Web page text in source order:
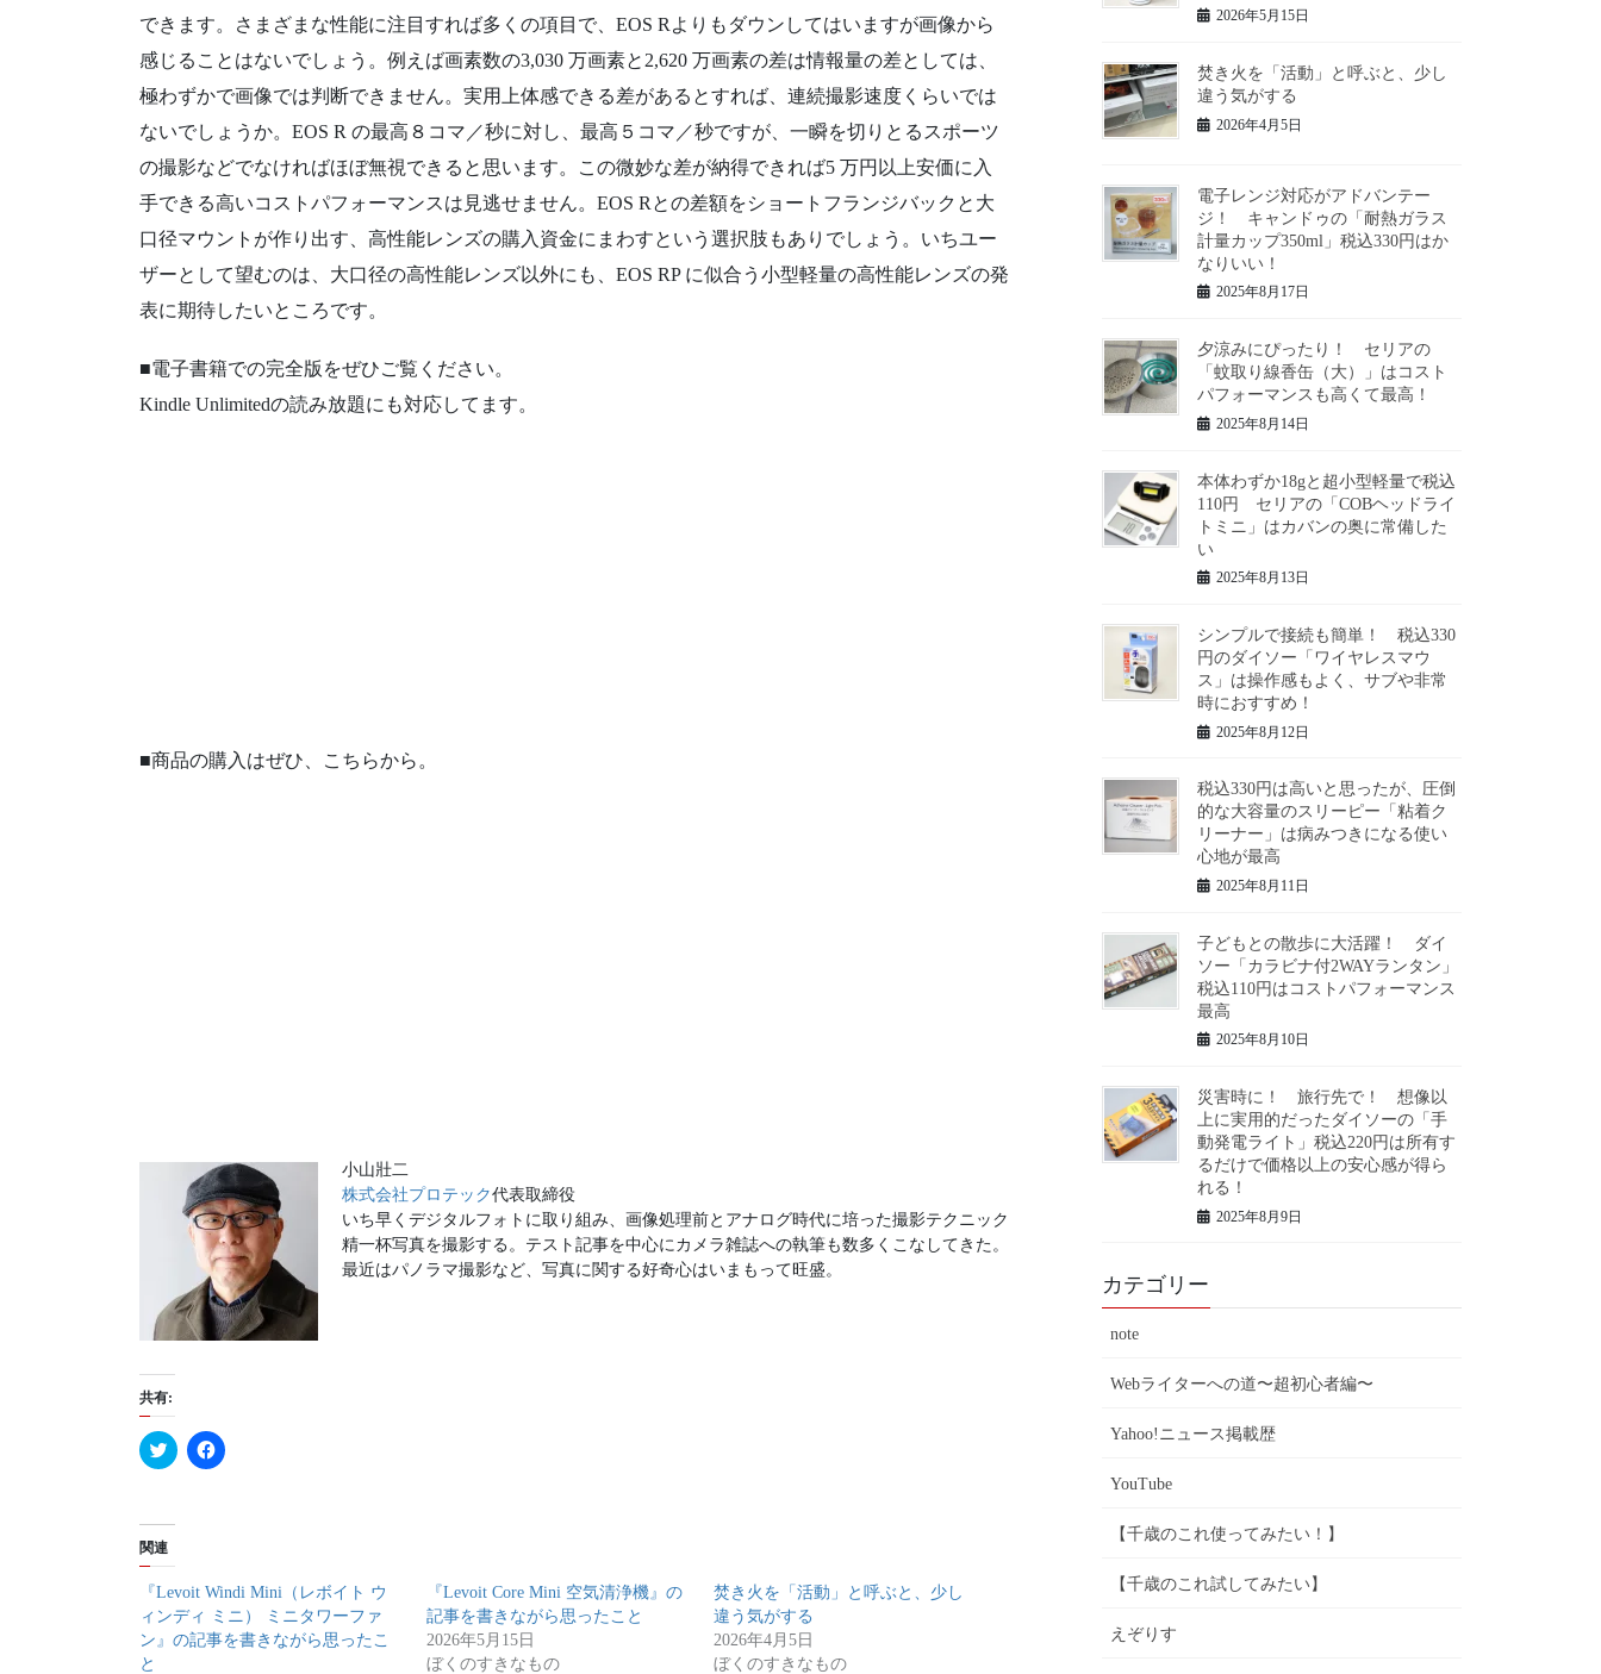
できます。さまざまな性能に注目すれば多くの項目で、EOS Rよりもダウンしてはいますが画像から
感じることはないでしょう。例えば画素数の3,030 万画素と2,620 万画素の差は情報量の差としては、
極わずかで画像では判断できません。実用上体感できる差があるとすれば、連続撮影速度くらいでは
ないでしょうか。EOS R の最高８コマ／秒に対し、最高５コマ／秒ですが、一瞬を切りとるスポーツ
の撮影などでなければほぼ無視できると思います。この微妙な差が納得できれば5 万円以上安価に入
手できる高いコストパフォーマンスは見逃せません。EOS Rとの差額をショートフランジバックと大
口径マウントが作り出す、高性能レンズの購入資金にまわすという選択肢もありでしょう。いちユー
ザーとして望むのは、大口径の高性能レンズ以外にも、EOS RP に似合う小型軽量の高性能レンズの発
表に期待したいところです。
■電子書籍での完全版をぜひご覧ください。
Kindle Unlimitedの読み放題にも対応してます。
■商品の購入はぜひ、こちらから。
株式会社プロテック代表取締役
いち早くデジタルフォトに取り組み、画像処理前とアナログ時代に培った撮影テクニックで、
精⼀杯写真を撮影する。テスト記事を中⼼にカメラ雑誌への執筆も数多くこなしてきた。
共有:
ク
リ
て
i
t
t
e
r
で
F
a
共
有
す
る
に
関連
『Levoit Windi Mini（レボイト ウ
ィンディ ミニ） ミニタワーファ
ン』の記事を書きながら思ったこ
と
『Levoit Core Mini 空気清浄機』の
記事を書きながら思ったこと
2026年5月15日
ぼくのすきなもの
焚き火を「活動」と呼ぶと、少し
違う気がする
2026年4月5日
ぼくのすきなもの
2026年5月15日
焚き火を「活動」と呼ぶと、少し
違う気がする
2026年4月5日
電子レンジ対応がアドバンテー
ジ！ キャンドゥの「耐熱ガラス
計量カップ350ml」税込330円はか
なりいい！
2025年8月17日
夕涼みにぴったり！ セリアの
「蚊取り線香缶（大）」はコスト
パフォーマンスも高くて最高！
2025年8月14日
本体わずか18gと超小型軽量で税込
110円 セリアの「COBヘッドライ
トミニ」はカバンの奥に常備した
い
2025年8月13日
シンプルで接続も簡単！ 税込330
円のダイソー「ワイヤレスマウ
ス」は操作感もよく、サブや非常
時におすすめ！
2025年8月12日
税込330円は高いと思ったが、圧倒
的な大容量のスリーピー「粘着ク
リーナー」は病みつきになる使い
心地が最高
2025年8月11日
子どもとの散歩に大活躍！ ダイ
ソー「カラビナ付2WAYランタン」
税込110円はコストパフォーマンス
最高
2025年8月10日
災害時に！ 旅行先で！ 想像以
上に実用的だったダイソーの「手
動発電ライト」税込220円は所有す
るだけで価格以上の安心感が得ら
れる！
2025年8月9日
カテゴリー
note
Webライターへの道〜超初心者編〜
Yahoo!ニュース掲載歴
YouTube
【千歳のこれ使ってみたい！】
【千歳のこれ試してみたい】
えぞりす